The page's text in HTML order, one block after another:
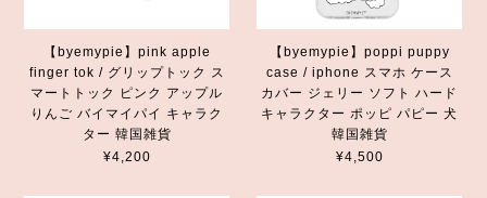
【byemypie】pink apple
finger tok / グリップトック ス
マートトック ピンク アップル
りんご バイマイパイ キャラク
ター 韓国雑貨
¥4,200
【byemypie】poppi puppy
case / iphone スマホ ケース
カバー ジェリー ソフト ハード
キャラクター ポッピ パピー 犬
韓国雑貨
¥4,500